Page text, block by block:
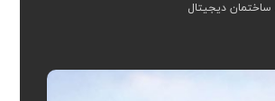
ساختمان دیجیتال